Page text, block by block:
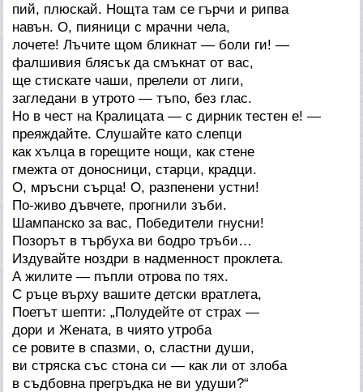
пий, плюскай. Нощта там се гърчи и рипва
навън. О, пияници с мрачни чела,
лочете! Лъчите щом бликнат — боли ги! —
фалшивия блясък да смъкнат от вас,
ще стискате чаши, прелели от лиги,
загледани в утрото — тъпо, без глас.
Но в чест на Кралицата — с дирник тестен е! —
преяждайте. Слушайте като слепци
как хълца в горещите нощи, как стене
гмежта от доносници, старци, крадци.
О, мръсни сърца! О, разпенени устни!
По-живо дъвчете, прогнили зъби.
Шампанско за вас, Победители гнусни!
Позорът в търбуха ви бодро тръби…
Издувайте ноздри в надменност проклета.
А жилите — пъпли отрова по тях.
С ръце върху вашите детски вратлета,
Поетът шепти: „Полудейте от страх —
дори и Жената, в чиято утроба
се ровите в спазми, о, сластни души,
ви стряска със стона си — как ли от злоба
в съдбовна прегръдка не ви удуши?“